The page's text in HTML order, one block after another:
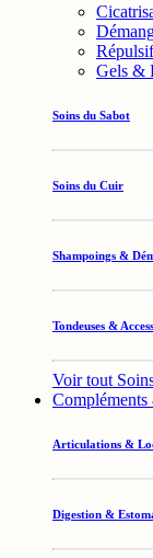
Gels &
Soins du Sabot
Soins du Cuir
Shampoings &
Tondeuses &
Voir tout
Articulations &
Digestion &